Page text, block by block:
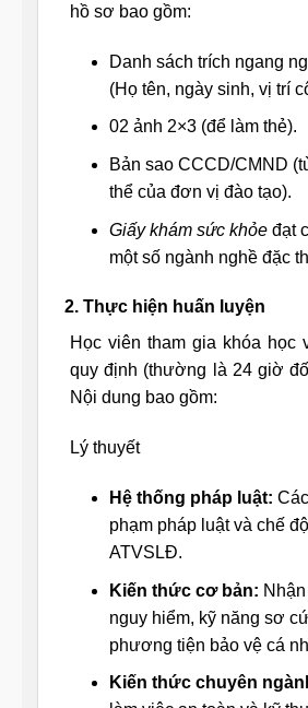
hồ sơ bao gồm:
Danh sách trích ngang
(Họ tên, ngày sinh, vị trí
02 ảnh 2×3 (để làm thẻ).
Bản sao CCCD/CMND
thể của đơn vị đào tạo).
Giấy khám sức khỏeđạt
một số ngành nghề đặc
2. Thực hiện huấn luyện
Học viên tham gia khóa
quy định (thường là 24 giờ
Nội dung bao gồm:
Lý thuyết
Hệ thống pháp luật:
phạm pháp luật và chế
ATVSLĐ.
Kiến thức cơ bản:
nguy hiểm, kỹ năng sơ
phương tiện bảo vệ cá
Kiến thức chuyên